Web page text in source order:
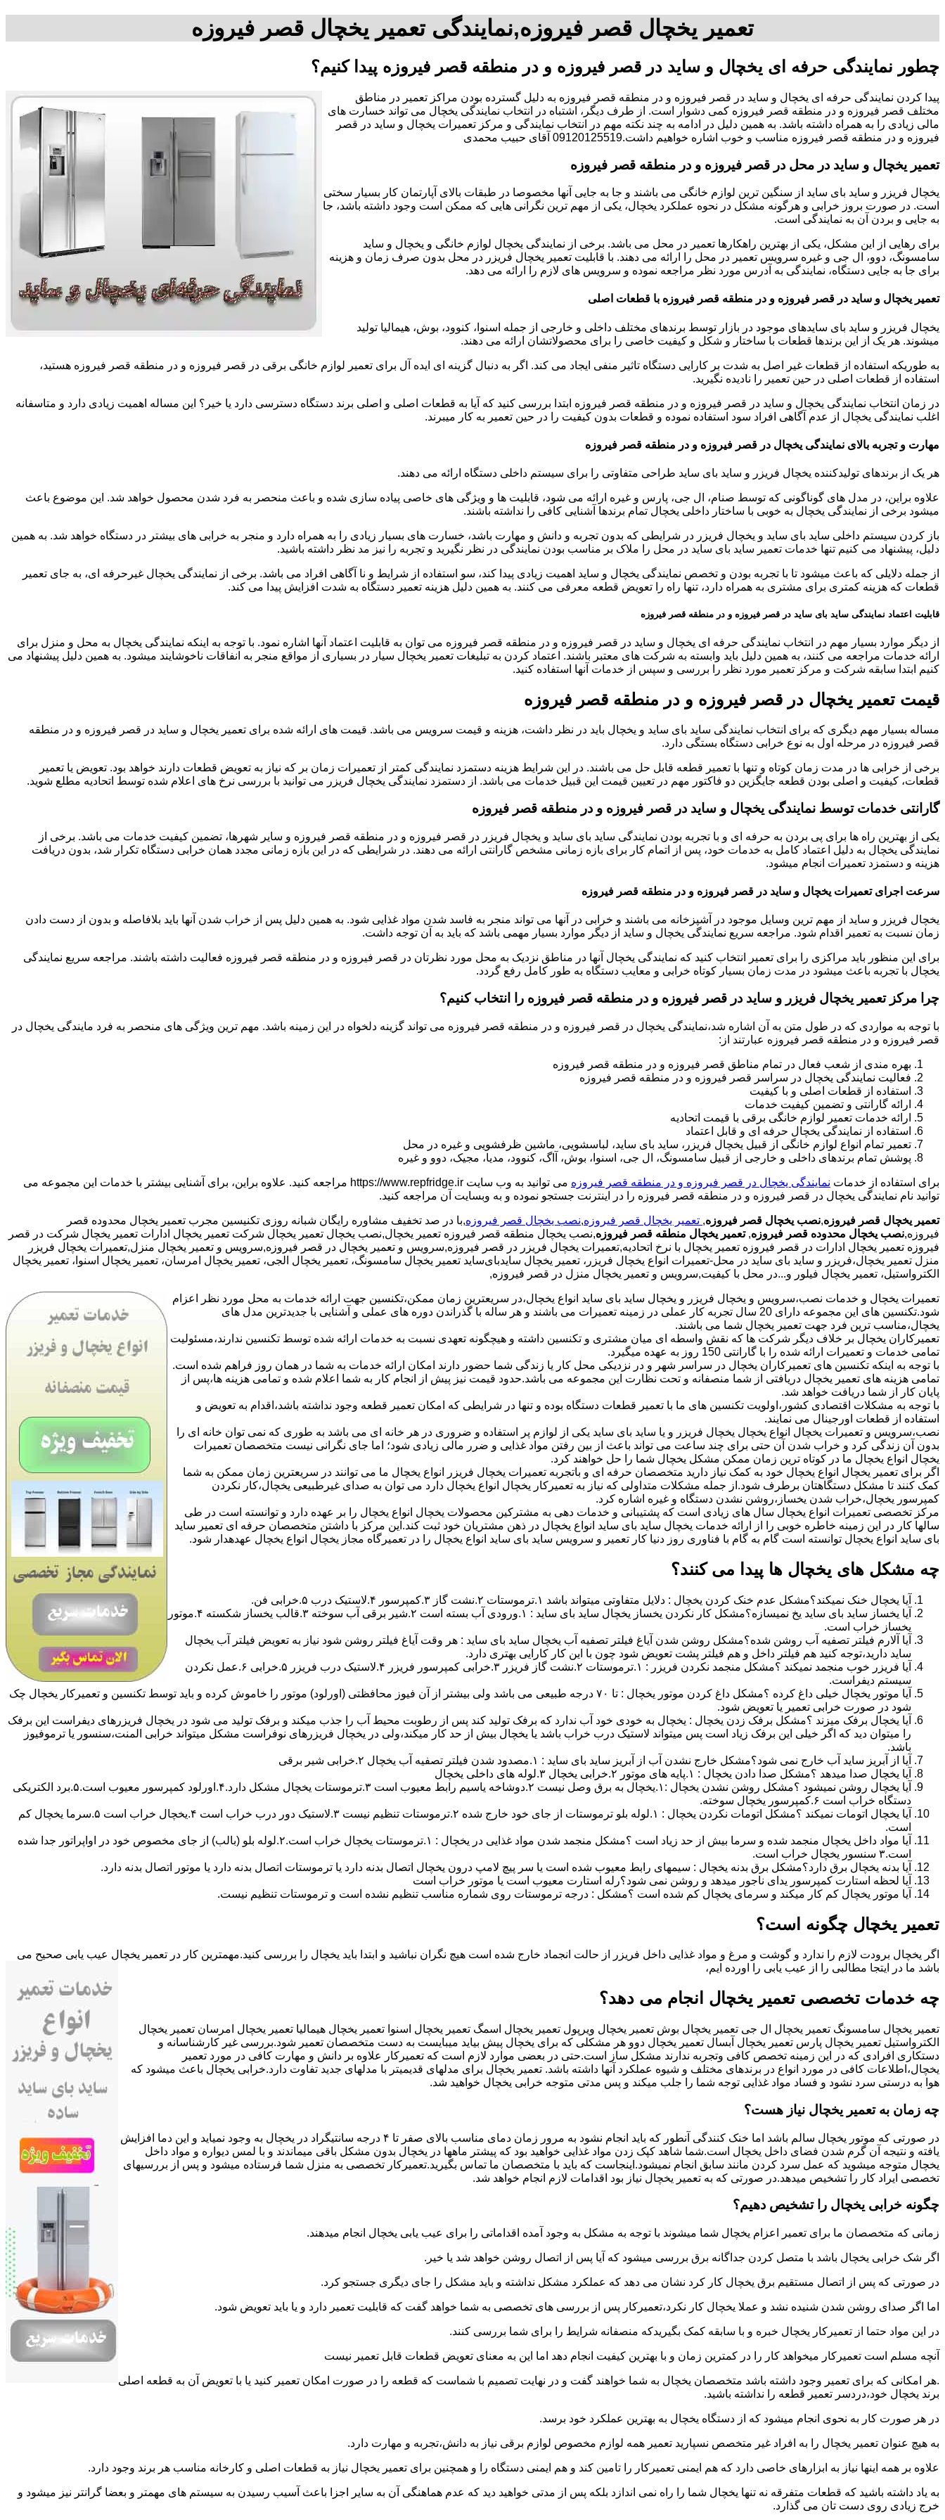
تعمیر یخچال قصر فیروزه,نمایندگی تعمیر یخچال قصر فیروزه
چطور نمایندگی حرفه ای یخچال و ساید در قصر فیروزه و در منطقه قصر فیروزه پیدا کنیم؟
پیدا کردن نمایندگی حرفه ای یخچال و ساید در قصر فیروزه و در منطقه قصر فیروزه به دلیل گسترده بودن مراکز تعمیر در مناطق
مختلف قصر فیروزه و در منطقه قصر فیروزه کمی دشوار است. از طرف دیگر، اشتباه در انتخاب نمایندگی یخچال می تواند خسارت های
مالی زیادی را به همراه داشته باشد. به همین دلیل در ادامه به چند نکته مهم در انتخاب نمایندگی و مرکز تعمیرات یخچال و ساید در قصر
فیروزه و در منطقه قصر فیروزه مناسب و خوب اشاره خواهیم داشت.09120125519 آقای حبیب محمدی
تعمیر یخچال و ساید در محل در قصر فیروزه و در منطقه قصر فیروزه
یخچال فریزر و ساید بای ساید از سنگین ترین لوازم خانگی می باشند و جا به جایی آنها مخصوصا در طبقات بالای آپارتمان کار بسیار سختی
است. در صورت بروز خرابی و هرگونه مشکل در نحوه عملکرد یخچال، یکی از مهم ترین نگرانی هایی که ممکن است وجود داشته باشد، جا
به جایی و بردن آن به نمایندگی است.
برای رهایی از این مشکل، یکی از بهترین راهکارها تعمیر در محل می باشد. برخی از نمایندگی یخچال لوازم خانگی و یخچال و ساید
سامسونگ، دوو، ال جی و غیره سرویس تعمیر در محل را ارائه می دهند. با قابلیت تعمیر یخچال فریزر در محل بدون صرف زمان و هزینه
برای جا به جایی دستگاه، نمایندگی به آدرس مورد نظر مراجعه نموده و سرویس های لازم را ارائه می دهد.
تعمیر یخچال و ساید در قصر فیروزه و در منطقه قصر فیروزه با قطعات اصلی
یخچال فریزر و ساید بای سایدهای موجود در بازار توسط برندهای مختلف داخلی و خارجی از جمله اسنوا، کنوود، بوش، هیمالیا تولید
میشوند. هر یک از این برندها قطعات با ساختار و شکل و کیفیت خاصی را برای محصولاتشان ارائه می دهند.
به طوریکه استفاده از قطعات غیر اصل به شدت بر کارایی دستگاه تاثیر منفی ایجاد می کند. اگر به دنبال گزینه ای ایده آل برای تعمیر لوازم خانگی برقی در قصر فیروزه و در منطقه قصر فیروزه هستید،
استفاده از قطعات اصلی در حین تعمیر را نادیده نگیرید.
در زمان انتخاب نمایندگی یخچال و ساید در قصر فیروزه و در منطقه قصر فیروزه ابتدا بررسی کنید که آیا به قطعات اصلی و اصلی برند دستگاه دسترسی دارد یا خیر؟ این مساله اهمیت زیادی دارد و متاسفانه
اغلب نمایندگی یخچال از عدم آگاهی افراد سود استفاده نموده و قطعات بدون کیفیت را در حین تعمیر به کار میبرند.
مهارت و تجربه بالای نمایندگی یخچال در قصر فیروزه و در منطقه قصر فیروزه
هر یک از برندهای تولیدکننده یخچال فریزر و ساید بای ساید طراحی متفاوتی را برای سیستم داخلی دستگاه ارائه می دهند.
علاوه براین، در مدل های گوناگونی که توسط صنام، ال جی، پارس و غیره ارائه می شود، قابلیت ها و ویژگی های خاصی پیاده سازی شده و باعث منحصر به فرد شدن محصول خواهد شد. این موضوع باعث
میشود برخی از نمایندگی یخچال به خوبی با ساختار داخلی یخچال تمام برندها آشنایی کافی را نداشته باشند.
باز کردن سیستم داخلی ساید بای ساید و یخچال فریزر در شرایطی که بدون تجربه و دانش و مهارت باشد، خسارت های بسیار زیادی را به همراه دارد و منجر به خرابی های بیشتر در دستگاه خواهد شد. به همین
دلیل، پیشنهاد می کنیم تنها خدمات تعمیر ساید بای ساید در محل را ملاک بر مناسب بودن نمایندگی در نظر نگیرید و تجربه را نیز مد نظر داشته باشید.
از جمله دلایلی که باعث میشود تا با تجربه بودن و تخصص نمایندگی یخچال و ساید اهمیت زیادی پیدا کند، سو استفاده از شرایط و نا آگاهی افراد می باشد. برخی از نمایندگی یخچال غیرحرفه ای، به جای تعمیر
قطعات که هزینه کمتری برای مشتری به همراه دارد، تنها راه را تعویض قطعه معرفی می کنند. به همین دلیل هزینه تعمیر دستگاه به شدت افزایش پیدا می کند.
قابلیت اعتماد نمایندگی ساید بای ساید در قصر فیروزه و در منطقه قصر فیروزه
از دیگر موارد بسیار مهم در انتخاب نمایندگی حرفه ای یخچال و ساید در قصر فیروزه و در منطقه قصر فیروزه می توان به قابلیت اعتماد آنها اشاره نمود. با توجه به اینکه نمایندگی یخچال به محل و منزل برای
ارائه خدمات مراجعه می کنند، به همین دلیل باید وابسته به شرکت های معتبر باشند. اعتماد کردن به تبلیغات تعمیر یخچال سیار در بسیاری از مواقع منجر به انفاقات ناخوشایند میشود. به همین دلیل پیشنهاد می
کنیم ابتدا سابقه شرکت و مرکز تعمیر مورد نظر را بررسی و سپس از خدمات آنها استفاده کنید.
قیمت تعمیر یخچال در قصر فیروزه و در منطقه قصر فیروزه
مساله بسیار مهم دیگری که برای انتخاب نمایندگی ساید بای ساید و یخچال باید در نظر داشت، هزینه و قیمت سرویس می باشد. قیمت های ارائه شده برای تعمیر یخچال و ساید در قصر فیروزه و در منطقه
قصر فیروزه در مرحله اول به نوع خرابی دستگاه بستگی دارد.
برخی از خرابی ها در مدت زمان کوتاه و تنها با تعمیر قطعه قابل حل می باشند. در این شرایط هزینه دستمزد نمایندگی کمتر از تعمیرات زمان بر که نیاز به تعویض قطعات دارند خواهد بود. تعویض یا تعمیر
قطعات، کیفیت و اصلی بودن قطعه جایگزین دو فاکتور مهم در تعیین قیمت این قبیل خدمات می باشد. از دستمزد نمایندگی یخچال فریزر می توانید با بررسی نرخ های اعلام شده توسط اتحادیه مطلع شوید.
گارانتی خدمات توسط نمایندگی یخچال و ساید در قصر فیروزه و در منطقه قصر فیروزه
یکی از بهترین راه ها برای پی بردن به حرفه ای و با تجربه بودن نمایندگی ساید بای ساید و یخچال فریزر در قصر فیروزه و در منطقه قصر فیروزه و سایر شهرها، تضمین کیفیت خدمات می باشد. برخی از
نمایندگی یخچال به دلیل اعتماد کامل به خدمات خود، پس از اتمام کار برای بازه زمانی مشخص گارانتی ارائه می دهند. در شرایطی که در این بازه زمانی مجدد همان خرابی دستگاه تکرار شد، بدون دریافت
هزینه و دستمزد تعمیرات انجام میشود.
سرعت اجرای تعمیرات یخچال و ساید در قصر فیروزه و در منطقه قصر فیروزه
یخچال فریزر و ساید از مهم ترین وسایل موجود در آشپزخانه می باشند و خرابی در آنها می تواند منجر به فاسد شدن مواد غذایی شود. به همین دلیل پس از خراب شدن آنها باید بلافاصله و بدون از دست دادن
زمان نسبت به تعمیر اقدام شود. مراجعه سریع نمایندگی یخچال و ساید از دیگر موارد بسیار مهمی باشد که باید به آن توجه داشت.
برای این منظور باید مراکزی را برای تعمیر انتخاب کنید که نمایندگی یخچال آنها در مناطق نزدیک به محل مورد نظرتان در قصر فیروزه و در منطقه قصر فیروزه فعالیت داشته باشند. مراجعه سریع نمایندگی
یخچال با تجربه باعث میشود در مدت زمان بسیار کوتاه خرابی و معایب دستگاه به طور کامل رفع گردد.
چرا مرکز تعمیر یخچال فریزر و ساید در قصر فیروزه و در منطقه قصر فیروزه را انتخاب کنیم؟
با توجه به مواردی که در طول متن به آن اشاره شد،نمایندگی یخچال در قصر فیروزه و در منطقه قصر فیروزه می تواند گزینه دلخواه در این زمینه باشد. مهم ترین ویژگی های منحصر به فرد مایندگی یخچال در
قصر فیروزه و در منطقه قصر فیروزه عبارتند از:
بهره مندی از شعب فعال در تمام مناطق قصر فیروزه و در منطقه قصر فیروزه
فعالیت نمایندگی یخچال در سراسر قصر فیروزه و در منطقه قصر فیروزه
استفاده از قطعات اصلی و با کیفیت
ارائه گارانتی و تضمین کیفیت خدمات
ارائه خدمات تعمیر لوازم خانگی برقی با قیمت اتحادیه
استفاده از نمایندگی یخچال حرفه ای و قابل اعتماد
تعمیر تمام انواع لوازم خانگی از قبیل یخچال فریزر، ساید بای ساید، لباسشویی، ماشین ظرفشویی و غیره در محل
پوشش تمام برندهای داخلی و خارجی از قبیل سامسونگ، ال جی، اسنوا، بوش، آاگ، کنوود، مدیا، مجیک، دوو و غیره
برای استفاده از خدمات نمایندگی یخچال در قصر فیروزه و در منطقه قصر فیروزه
می توانید به وب سایت https://www.repfridge.ir مراجعه کنید. علاوه براین، برای آشنایی بیشتر با خدمات این مجموعه می
توانید نام نمایندگی یخچال در قصر فیروزه و در منطقه قصر فیروزه را در اینترنت جستجو نموده و به وبسایت آن مراجعه کنید.
تعمیر یخچال قصر فیروزه,نصب یخچال قصر فیروزه, تعمیر یخچال قصر فیروزه,نصب یخچال قصر فیروزه,با در صد تخفیف مشاوره رایگان شبانه روزی تکنیسین مجرب تعمیر یخچال محدوده قصر
فیروزه,نصب یخچال محدوده قصر فیروزه, تعمیر یخچال منطقه قصر فیروزه,نصب یخچال منطقه قصر فیروزه تعمیر یخچال,نصب یخچال تعمیر یخچال شرکت تعمیر یخچال ادارات تعمیر یخچال شرکت در قصر
فیروزه تعمیر یخچال ادارات در قصر فیروزه تعمیر یخچال با نرخ اتحادیه,تعمیرات یخچال فریزر در قصر فیروزه,سرویس و تعمیر یخچال در قصر فیروزه,سرویس و تعمیر یخچال منزل,تعمیرات یخچال فریزر
منزل تعمیر یخچال،فریزر و ساید بای ساید در محل-تعمیرات انواع یخچال فریزر، تعمیر یخچال سایدبای‌ساید تعمیر یخچال سامسونگ، تعمیر یخچال الجی، تعمیر یخچال امرسان، تعمیر یخچال اسنوا، تعمیر یخچال
الکترواستیل، تعمیر یخچال فیلور و...در محل با کیفیت,سرویس و تعمیر یخچال منزل در قصر فیروزه,
تعمیرات یخچال و خدمات نصب،سرویس و یخچال فریزر و یخچال ساید بای ساید انواع یخچال،در سریعترین زمان ممکن،تکنسین جهت ارائه خدمات به محل مورد نظر اعزام
شود.تکنسین های این مجموعه دارای 20 سال تجربه کار عملی در زمینه تعمیرات می باشند و هر ساله با گذراندن دوره های عملی و آشنایی با جدیدترین مدل های
یخچال،مناسب ترین فرد جهت تعمیر یخچال شما می باشند.
تعمیرکاران یخچال بر خلاف دیگر شرکت ها که نقش واسطه ای میان مشتری و تکنسین داشته و هیچگونه تعهدی نسبت به خدمات ارائه شده توسط تکنسین ندارند،مسئولیت
تمامی خدمات و تعمیرات ارائه شده را با گارانتی 150 روز به عهده میگیرد.
با توجه به اینکه تکنسین های تعمیرکاران یخچال در سراسر شهر و در نزدیکی محل کار یا زندگی شما حضور دارند امکان ارائه خدمات به شما در همان روز فراهم شده است.
تمامی هزینه های تعمیر یخچال دریافتی از شما منصفانه و تحت نظارت این مجموعه می باشد.حدود قیمت نیز پیش از انجام کار به شما اعلام شده و تمامی هزینه ها،پس از
پایان کار از شما دریافت خواهد شد.
با توجه به مشکلات اقتصادی کشور،اولویت تکنسین های ما با تعمیر قطعات دستگاه بوده و تنها در شرایطی که امکان تعمیر قطعه وجود نداشته باشد،اقدام به تعویض و
استفاده از قطعات اورجینال می نمایند.
نصب،سرویس و تعمیرات یخچال انواع یخچال یخچال فریزر و یا ساید بای ساید یکی از لوازم پر استفاده و ضروری در هر خانه ای می باشد به طوری که نمی توان خانه ای را
بدون آن زندگی کرد و خراب شدن آن حتی برای چند ساعت می تواند باعث از بین رفتن مواد غذایی و ضرر مالی زیادی شود؛ اما جای نگرانی نیست متخصصان تعمیرات
یخچال انواع یخچال ما در کوتاه ترین زمان ممکن مشکل یخچال شما را حل خواهند کرد.
اگر برای تعمیر یخچال انواع یخچال خود به کمک نیاز دارید متخصصان حرفه ای و باتجربه تعمیرات یخچال فریزر انواع یخچال ما می توانند در سریعترین زمان ممکن به شما
کمک کنند تا مشکل دستگاهتان برطرف شود.از جمله مشکلات متداولی که نیاز به تعمیرکار یخچال انواع یخچال دارد می توان به صدای غیرطبیعی یخچال،کار نکردن
کمپرسور یخچال،خراب شدن یخساز،روشن نشدن دستگاه و غیره اشاره کرد.
مرکز تخصصی تعمیرات انواع یخچال سال های زیادی است که پشتیبانی و خدمات دهی به مشترکین محصولات یخچال انواع یخچال را بر عهده دارد و توانسته است در طی
سالها کار در این زمینه خاطره خوبی را از ارائه خدمات یخچال ساید بای ساید انواع یخچال در ذهن مشتریان خود ثبت کند.این مرکز با داشتن متخصصان حرفه ای تعمیر ساید
بای ساید انواع یخچال توانسته است گام به گام با فناوری روز دنیا کار تعمیر و سرویس ساید بای ساید انواع یخچال را در تعمیرگاه مجاز یخچال انواع یخچال عهدهدار شود.
چه مشکل های یخچال ها پیدا می کنند؟
آیا یخچال خنک نمیکند؟مشکل عدم خنک کردن یخچال : دلایل متفاوتی میتواند باشد ۱.ترموستات ۲.نشت گاز ۳.کمپرسور ۴.لاستیک درب ۵.خرابی فن.
آیا یخساز ساید بای ساید یخ نمیسازه؟مشکل کار نکردن یخساز یخچال ساید بای ساید : ۱.ورودی آب بسته است ۲.شیر برقی آب سوخته ۳.قالب یخساز شکسته ۴.موتور
یخساز خراب است.
آیا آلارم فیلتر تصفیه آب روشن شده؟مشکل روشن شدن آیاغ فیلتر تصفیه آب یخچال ساید بای ساید : هر وقت آیاغ فیلتر روشن شود نیاز به تعویض فیلتر آب یخچال
ساید دارید،توجه کنید هم فیلتر داخل و هم فیلتر پشت تعویض شود چون با این کار کارایی بهتری دارد.
آیا فریزر خوب منجمد نمیکند ؟مشکل منجمد نکردن فریزر : ۱.ترموستات ۲.نشت گاز فریزر ۳.خرابی کمپرسور فریزر ۴.لاستیک درب فریزر ۵.خرابی ۶.عمل نکردن
سیستم دیفراست.
آیا موتور یخچال خیلی داغ کرده ؟مشکل داغ کردن موتور یخچال : تا ۷۰ درجه طبیعی می باشد ولی بیشتر از آن فیوز محافظتی (اورلود) موتور را خاموش کرده و باید توسط تکنسین و تعمیرکار یخچال چک
شود در صورت خرابی تعمیر یا تعویض شود.
آیا یخچال برفک میزند ؟مشکل برفک زدن یخچال : یخچال به خودی خود آب ندارد که برفک تولید کند پس از رطوبت محیط آب را جذب میکند و برفک تولید می شود در یخچال فریزرهای دیفراست این برفک
را میتوان دید که اگر خیلی این برفک زیاد است پس میتواند لاستیک درب خراب باشد یا یخچال بیش از حد کار میکند،ولی در یخچال فریزرهای نوفراست مشکل میتواند خرابی المنت،سنسور یا ترموفیوز
باشد.
آیا از آبریز ساید آب خارج نمی شود؟مشکل خارج نشدن آب از آبریز ساید بای ساید : ۱.مصدود شدن فیلتر تصفیه آب یخچال ۲.خرابی شیر برقی
آیا یخچال صدا میدهد ؟مشکل صدا دادن یخچال : ۱.پایه های موتور ۲.خرابی یخچال ۳.لوله های داخلی یخچال
آیا یخچال روشن نمیشود ؟مشکل روشن نشدن یخچال :۱.یخچال به برق وصل نیست ۲.دوشاخه یاسیم رابط معیوب است ۳.ترموستات یخچال مشکل دارد.۴.اورلود کمپرسور معیوب است.۵.برد الکتریکی
دستگاه خراب است ۶.کمپرسور یخچال سوخته.
آیا یخچال اتومات نمیکند ؟مشکل اتومات نکردن یخچال : ۱.لوله بلو ترموستات از جای خود خارج شده ۲.ترموستات تنظیم نیست ۳.لاستیک دور درب خراب است ۴.یخچال خراب است ۵.سرما یخچال کم
است.
آیا مواد داخل یخچال منجمد شده و سرما بیش از حد زیاد است ؟مشکل منجمد شدن مواد غذایی در یخچال : ۱.ترموستات یخچال خراب است.۲.لوله بلو (بالب) از جای مخصوص خود در اواپراتور جدا شده
است.۳ سنسور یخچال خراب است.
آیا بدنه یخچال برق دارد؟مشکل برق بدنه یخچال : سیمهای رابط معیوب شده است یا سر پیچ لامپ درون یخچال اتصال بدنه دارد یا ترموستات اتصال بدنه دارد یا موتور اتصال بدنه دارد.
آیا لحظه استارت کمپرسور یدای ناجور میدهد و روشن نمی شود؟رله استارت معیوب است یا موتور خراب است
آیا موتور یخچال کم کار میکند و سرمای یخچال کم شده است ؟مشکل : درجه ترموستات روی شماره مناسب تنظیم نشده است و ترموستات تنظیم نیست.
تعمیر یخچال چگونه است؟
اگر یخچال برودت لازم را ندارد و گوشت و مرغ و مواد غذایی داخل فریزر از حالت انجماد خارج شده است هیچ نگران نباشید و ابتدا باید یخچال را بررسی کنید.مهمترین کار در تعمیر یخچال عیب یابی صحیح می
باشد ما در ایتجا مطالبی را از عیب یابی را اورده ایم،
چه خدمات تخصصی تعمیر یخچال انجام می دهد؟
تعمیر یخچال سامسونگ تعمیر یخچال ال جی تعمیر یخچال بوش تعمیر یخچال ویرپول تعمیر یخچال اسمگ تعمیر یخچال اسنوا تعمیر یخچال هیمالیا تعمیر یخچال امرسان تعمیر یخچال
الکترواستیل تعمیر یخچال پارس تعمیر یخچال آبسال تعمیر یخچال دوو هر مشکلی که برای یخچال پیش بیاید میبایست به دست متخصصان تعمیر شود.بررسی غیر کارشناسانه و
دستکاری افرادی که در این زمینه تخصص کافی وتجربه ندارند مشکل ساز است.حتی در بعضی موارد لازم است که تعمیرکار علاوه بر دانش و مهارت کافی در مورد تعمیر
یخچال،اطلاعات کافی در مورد انواع در برندهای مختلف و شیوه عملکرد آنها داشته باشد. تعمیر یخچال برای مدلهای قدیمیتر با مدل‍های جدید تفاوت دارد.خرابی یخچال باعث میشود که
هوا به درستی سرد نشود و فساد مواد غذایی توجه شما را جلب میکند و پس مدتی متوجه خرابی یخچال خواهید شد.
چه زمان به تعمیر یخچال نیاز هست؟
در صورتی که موتور یخچال سالم باشد اما خنک کنندگی آنطور که باید انجام نشود به مرور زمان دمای مناسب بالای صفر تا ۴ درجه سانتیگراد در یخچال به وجود نمیاید و این دما افزایش
یافته و نتیجه آن گرم شدن فضای داخل یخچال است.شما شاهد کپک زدن مواد غذایی خواهید بود که پیشتر ماهها در یخچال بدون مشکل باقی میماندند و با لمس دیواره و مواد داخل
یخچال متوجه میشوید که عمل سرد کردن مانند سابق انجام نمیشود.اینجاست که باید با متخصصان ما تماس بگیرید.تعمیرکار تخصصی به منزل شما فرستاده میشود و پس از بررسیهای
تخصصی ایراد کار را تشخیص میدهد.در صورتی که به تعمیر یخچال نیاز بود اقدامات لازم انجام خواهد شد.
چگونه خرابی یخچال را تشخیص دهیم؟
زمانی که متخصصان ما برای تعمیر اعزام یخچال شما میشوند با توجه به مشکل به وجود آمده اقداماتی را برای عیب یابی یخچال انجام میدهند.
اگر شک خرابی یخچال باشد با متصل کردن جداگانه برق بررسی میشود که آیا پس از اتصال روشن خواهد شد یا خیر.
در صورتی که پس از اتصال مستقیم برق یخچال کار کرد نشان می دهد که عملکرد مشکل نداشته و باید مشکل را جای دیگری جستجو کرد.
اما اگر صدای روشن شدن شنیده نشد و عملا یخچال کار نکرد،تعمیرکار پس از بررسی های تخصصی به شما خواهد گفت که قابلیت تعمیر دارد و یا باید تعویض شود.
در این مواد حتما از تعمیرکار یخچال خبره و با سابقه کمک بگیریدکه منصفانه شرایط را برای شما بررسی کنند.
آنچه مسلم است تعمیرکار میخواهد کار را در کمترین زمان و با بهترین کیفیت انجام دهد اما این به معنای تعویض قطعات قابل تعمیر نیست
.هر امکانی که برای تعمیر وجود داشته باشد متخصصان یخچال به شما خواهند گفت و در نهایت تصمیم با شماست که قطعه را در صورت امکان تعمیر کنید یا با تعویض آن به قطعه اصلی
برند یخچال خود،دردسر تعمیر قطعه را نداشته باشید.
در هر صورت کار به نحوی انجام میشود که از دستگاه یخچال به بهترین عملکرد خود برسد.
به هیچ عنوان تعمیر یخچال را به افراد غیر متخصص نسپارید تعمیر همه لوازم مخصوص لوازم برقی نیاز به دانش،تجربه و مهارت دارد.
علاوه بر همه اینها نیاز به ابزارهای خاصی دارد که هم ایمنی تعمیرکار را تامین کند و هم ایمنی دستگاه را و همچنین برای تعمیر یخچال نیاز به قطعات اصلی و کارخانه مناسب هر برند وجود دارد.
به یاد داشته باشید که قطعات متفرقه نه تنها یخچال شما را راه نمی اندازد بلکه پس از مدتی خواهید دید که عدم هماهنگی آن به سایر اجزا باعث آسیب رسیدن به سیستم های مهمتر و بعضا گرانتر نیز میشود و
خرج زیادی روی دست تان می گذارد.